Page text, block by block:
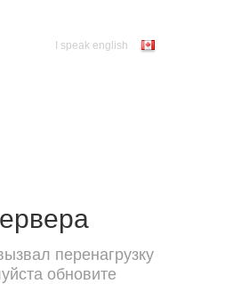
I speak english
перенагрузку
обновите